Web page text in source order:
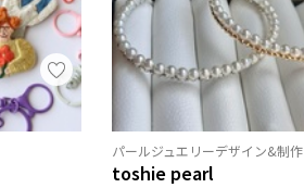
パールジュエリーデザイン&制作
toshie pearl